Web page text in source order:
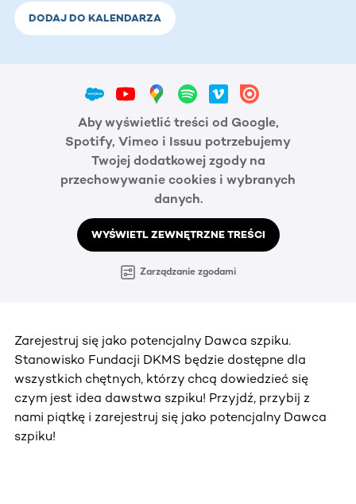
DODAJ DO KALENDARZA
Aby wyświetlić treści od Google,
Spotify, Vimeo i Issuu potrzebujemy
Twojej dodatkowej zgody na
przechowywanie cookies i wybranych
danych.
WYŚWIETL ZEWNĘTRZNE TREŚCI
Zarządzanie zgodami
Zarejestruj się jako potencjalny Dawca szpiku.
Stanowisko Fundacji DKMS będzie dostępne dla
wszystkich chętnych, którzy chcą dowiedzieć się
czym jest idea dawstwa szpiku! Przyjdź, przybij z
nami piątkę i zarejestruj się jako potencjalny Dawca
szpiku!